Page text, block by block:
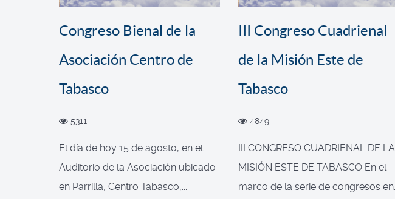
Congreso Bienal de la
Asociación Centro de
Tabasco
5311
El día de hoy 15 de agosto, en el
Auditorio de la Asociación ubicado
en Parrilla, Centro Tabasco,...
III Congreso Cuadrienal
de la Misión Este de
Tabasco
4849
III CONGRESO CUADRIENAL DE LA
MISIÓN ESTE DE TABASCO En el
marco de la serie de congresos en...